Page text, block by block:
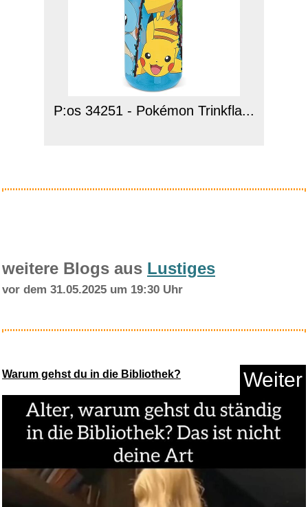
P:os 34251 - Pokémon Trinkfla...
weitere Blogs aus Lustiges
vor dem 31.05.2025 um 19:30 Uhr
Warum gehst du in die Bibliothek? Weiter